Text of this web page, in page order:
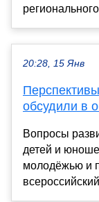
20:28, 15 Янв
обсудили в
Вопросы
детей и
молодёжью и